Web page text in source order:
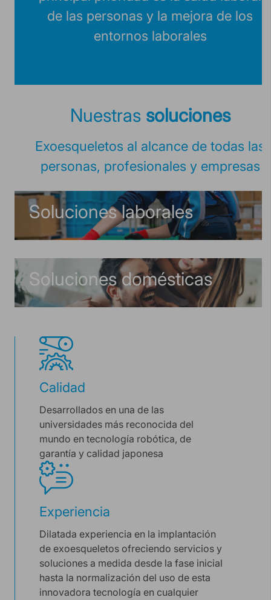
de las personas y la mejora de los
entornos laborales
Nuestras soluciones
Exoesqueletos al alcance de todas las
personas, profesionales y empresas
Soluciones laborales
Soluciones domésticas
Calidad
Desarrollados en una de las
universidades más reconocida del
mundo en tecnología robótica, de
garantía y calidad japonesa
Experiencia
Dilatada experiencia en la implantación
de exoesqueletos ofreciendo servicios y
soluciones a medida desde la fase inicial
hasta la normalización del uso de esta
innovadora tecnología en cualquier